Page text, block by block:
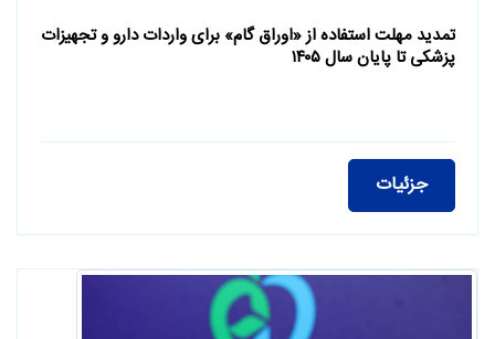
تمدید مهلت استفاده از «اوراق گام» برای واردات دارو و تجهیزات
پزشکی تا پایان سال ۱۴۰۵
جزئیات